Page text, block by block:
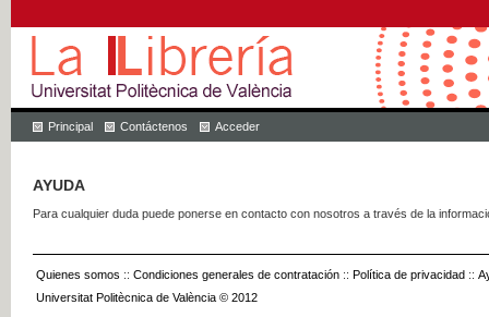
Principal Contáctenos Acceder
AYUDA
Para cualquier duda puede ponerse en contacto con nosotros a través de la
Quienes somos :: Condiciones generales de contratación :: Política de privacidad ::
Universitat Politècnica de València © 2012